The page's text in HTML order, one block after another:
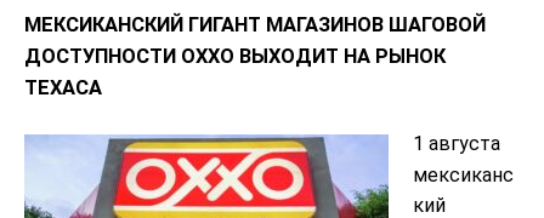
МЕКСИКАНСКИЙ ГИГАНТ МАГАЗИНОВ ШАГОВОЙ
ДОСТУПНОСТИ OXXO ВЫХОДИТ НА РЫНОК
ТЕХАСА
1 августа
мексиканс
кий